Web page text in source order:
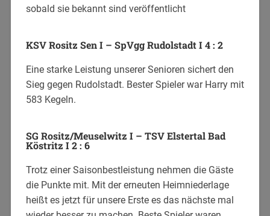
sobald sie bekannt sind veröffentlicht
KSV Rositz Sen I – SpVgg Rudolstadt I 4 : 2
Eine starke Leistung unserer Senioren sichert den
Sieg gegen Rudolstadt. Bester Spieler war Harry mit
583 Kegeln.
SG Rositz/Meuselwitz I – TSV Elstertal Bad
Köstritz I 2 : 6
Trotz einer Saisonbestleistung nehmen die Gäste
die Punkte mit. Mit der erneuten Heimniederlage
heißt es jetzt für unsere Erste es das nächste mal